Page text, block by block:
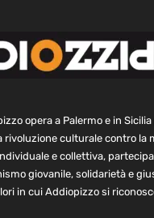
opera a Palermo e in Sicilia
rivoluzione culturale contro la
e collettiva,
giovanile, solidarietà e
in cui Addiopizzo si